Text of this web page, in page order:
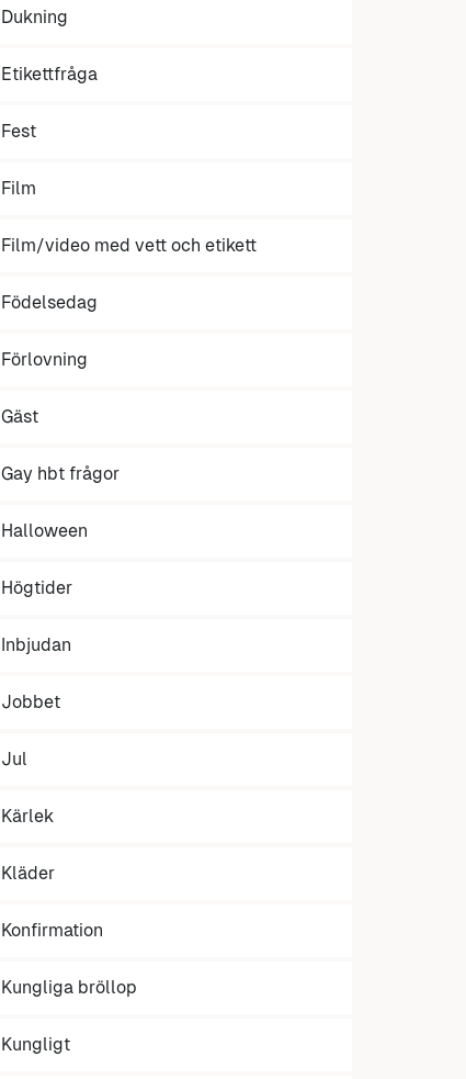
Dukning
Etikettfråga
Fest
Film
Film/video med vett och etikett
Födelsedag
Förlovning
Gäst
Gay hbt frågor
Halloween
Högtider
Inbjudan
Jobbet
Jul
Kärlek
Kläder
Konfirmation
Kungliga bröllop
Kungligt